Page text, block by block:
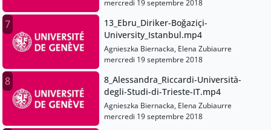
mercredi 19 septembre 2018
7
13_Ebru_Diriker-Boğaziçi-
University_Istanbul.mp4
Agnieszka Biernacka, Elena Zubiaurre
mercredi 19 septembre 2018
8
8_Alessandra_Riccardi-Università-
degli-Studi-di-Trieste-IT.mp4
Agnieszka Biernacka, Elena Zubiaurre
mercredi 19 septembre 2018